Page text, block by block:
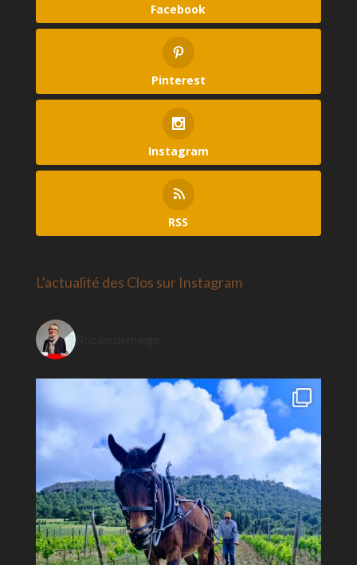
Facebook
Pinterest
Instagram
RSS
L’actualité des Clos sur Instagram
floclosdemiege